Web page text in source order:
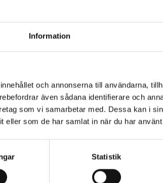
Information
och annonserna till användarna,
även sådana identifierare och
som vi samarbetar med. Dessa kan i
eller som de har samlat in när du har
Statistik
13%
Laktosfri 30%